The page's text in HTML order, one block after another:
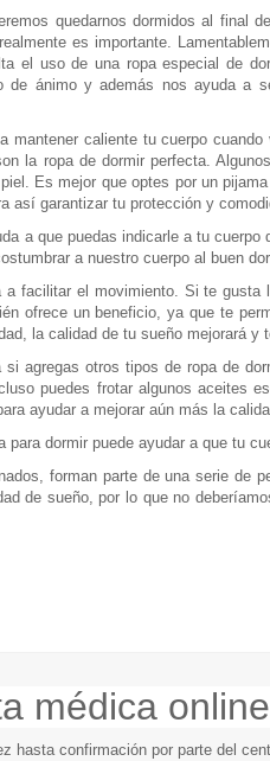
quedarnos dormidos al final
es importante.
el uso de una ropa especial de
de ánimo y además nos ayuda a
mantener caliente tu cuerpo
la ropa de dormir perfecta.
Es mejor que optes por un
así garantizar tu protección y
a que puedas indicarle a tu
a nuestro cuerpo al buen
a facilitar el movimiento. Si te gusta
ofrece un beneficio, ya que te
la calidad de tu sueño mejorará y
agregas otros tipos de ropa de
puedes frotar algunos aceites
ayudar a mejorar aún más la
dormir puede ayudar a que tu
forman parte de una serie de
de sueño, por lo que no
médica online
hasta confirmación por parte del